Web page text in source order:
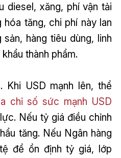
diesel, xăng, phí vận tải
tăng, chi phí này lan
hàng tiêu dùng, linh
thành phẩm.
Khi USD mạnh lên, thể
chỉ số sức mạnh USD
Nếu tỷ giá điều chỉnh
tăng. Nếu Ngân hàng
để ổn định tỷ giá, lớp